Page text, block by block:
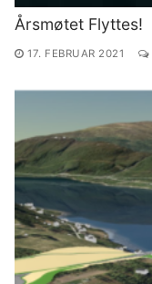
Årsmøtet Flyttes!
17. FEBRUAR 2021